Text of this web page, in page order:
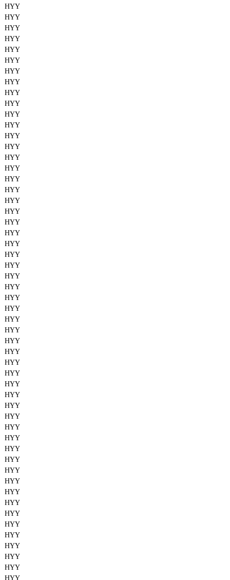
HYY
HYY
HYY
HYY
HYY
HYY
HYY
HYY
HYY
HYY
HYY
HYY
HYY
HYY
HYY
HYY
HYY
HYY
HYY
HYY
HYY
HYY
HYY
HYY
HYY
HYY
HYY
HYY
HYY
HYY
HYY
HYY
HYY
HYY
HYY
HYY
HYY
HYY
HYY
HYY
HYY
HYY
HYY
HYY
HYY
HYY
HYY
HYY
HYY
HYY
HYY
HYY
HYY
HYY